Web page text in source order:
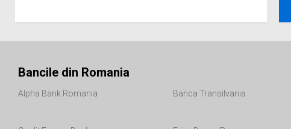
Bancile din Romania
Alpha Bank Romania Banca Transilvania